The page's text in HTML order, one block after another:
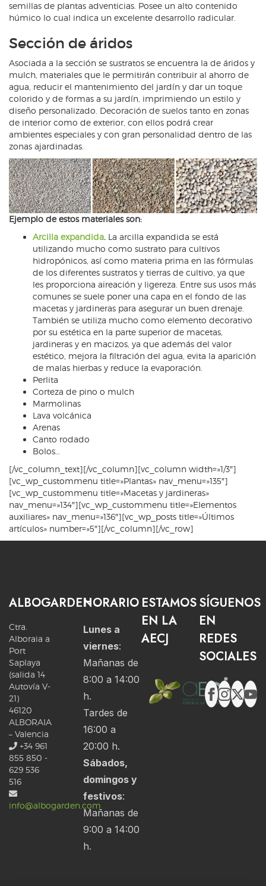
semillas de plantas adventicias. Posee un alto contenido
húmico lo cual indica un excelente desarrollo radicular.
Sección de áridos
Asociada a la sección se sustratos se encuentra la de áridos y
mulch, materiales que le permitirán contribuir al ahorro de
agua, reducir el mantenimiento del jardín y dar un toque
colorido y de formas a su jardín, imprimiendo un estilo y
diseño personalizado. Decoración de suelos tanto en zonas
de interior como de exterior, con ellos podrá crear
ambientes especiales y con gran personalidad dentro de las
zonas ajardinadas.
Ejemplo de estos materiales son:
Arcilla expandida. La arcilla expandida se está
utilizando mucho como sustrato para cultivos
hidropónicos, así como materia prima en las fórmulas
de los diferentes sustratos y tierras de cultivo, ya que
les proporciona aireación y ligereza. Entre sus usos más
comunes se suele poner una capa en el fondo de las
macetas y jardineras para asegurar un buen drenaje.
También se utiliza mucho como elemento decorativo
por su estética en la parte superior de macetas,
jardineras y en macizos, ya que además del valor
estético, mejora la filtración del agua, evita la aparición
de malas hierbas y reduce la evaporación.
Perlita
Corteza de pino o mulch
Marmolinas
Lava volcánica
Arenas
Canto rodado
Bolos…
[/vc_column_text][/vc_column][vc_column width=»1/3″]
[vc_wp_custommenu title=»Plantas» nav_menu=»135″]
[vc_wp_custommenu title=»Macetas y jardineras»
nav_menu=»134″][vc_wp_custommenu title=»Elementos
auxiliares» nav_menu=»136″][vc_wp_posts title=»Últimos
artículos» number=»5″][/vc_column][/vc_row]
ALBOGARDEN
Ctra.
Alboraia a
Port
Saplaya
(salida 14
Autovía V-
21)
46120
ALBORAIA
– Valencia
+34 961
855 850 -
629 536
516
info@albogarden.com
HORARIO
Lunes a
viernes:
Mañanas de
8:00 a 14:00
h.
Tardes de
16:00 a
20:00 h.
Sábados,
domingos y
festivos:
Mañanas de
9:00 a 14:00
h.
ESTAMOS
EN LA
AECJ
SÍGUENOS
EN
REDES
SOCIALES